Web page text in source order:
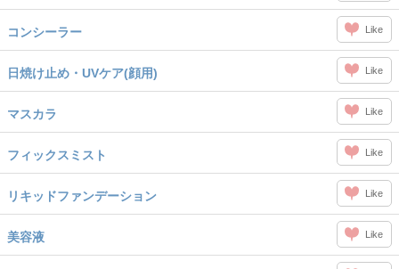
コンシーラー Like
日焼け止め・UVケア(顔用) Like
マスカラ Like
フィックスミスト Like
リキッドファンデーション Like
美容液 Like